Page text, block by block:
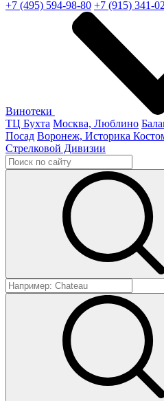
+7 (495) 594-98-80 +7 (915) 341-
Винотеки
ТЦ Бухта Москва, Люблино
Посад Воронеж, Историка
Стрелковой Дивизии